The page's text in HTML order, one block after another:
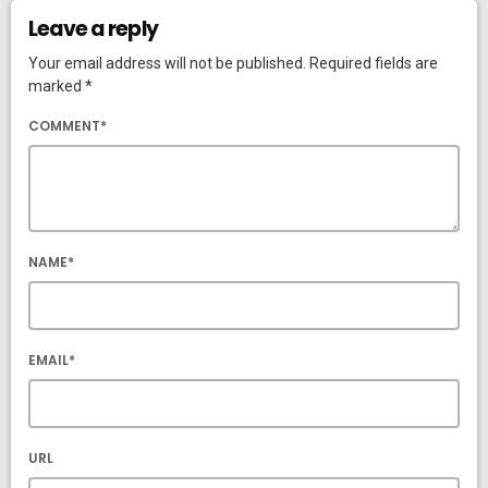
Leave a reply
Your email address will not be published. Required fields are
marked *
COMMENT*
NAME*
EMAIL*
URL